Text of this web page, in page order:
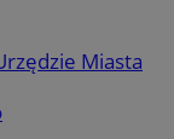
Miasta